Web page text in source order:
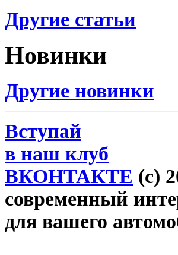
Другие статьи
Новинки
Другие новинки
Вступай
в наш клуб
ВКОНТАКТЕ (c)
современный
для вашего